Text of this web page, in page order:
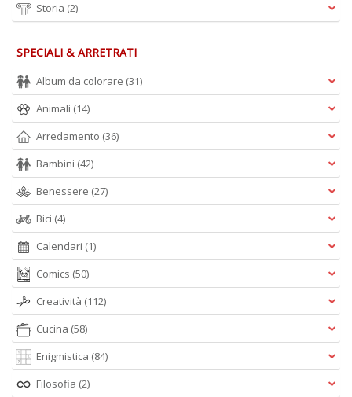
Storia (2)
SPECIALI & ARRETRATI
Album da colorare (31)
Animali (14)
Arredamento (36)
Bambini (42)
Benessere (27)
Bici (4)
Calendari (1)
Comics (50)
Creatività (112)
Cucina (58)
Enigmistica (84)
Filosofia (2)